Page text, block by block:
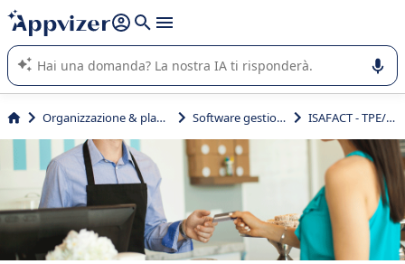
righe con
shift + enter
L'IA di Appvizer vi guida nell'utilizzo o nella scelta di un
software SaaS per la vostra azienda.
Organizzazione & planning Software gestionale ISAFACT - TPE/PME